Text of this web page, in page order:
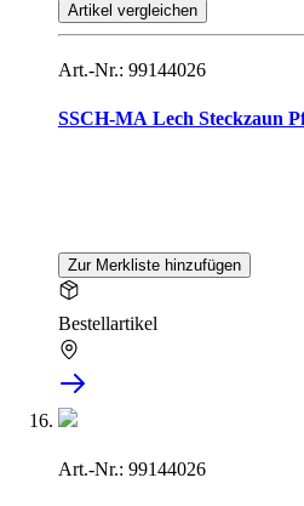
Artikel vergleichen
Art.-Nr.: 99144026
SSCH-MA Lech Steckzaun
Zur Merkliste hinzufügen
Bestellartikel
Art.-Nr.: 99144026